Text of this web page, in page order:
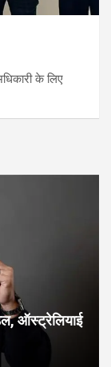
के लिए
ऑस्ट्रेलियाई